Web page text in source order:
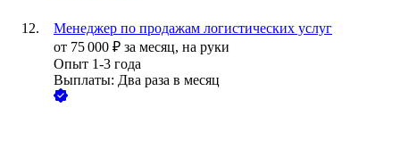
Менеджер по продажам логистических услуг
от 75 000 ₽ за месяц, на руки
Опыт 1-3 года
Выплаты: Два раза в месяц